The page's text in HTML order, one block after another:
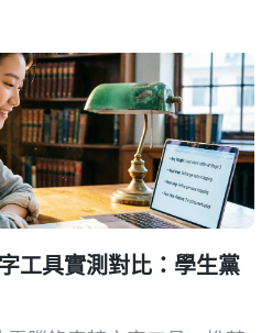
工具實測對比：學生黨